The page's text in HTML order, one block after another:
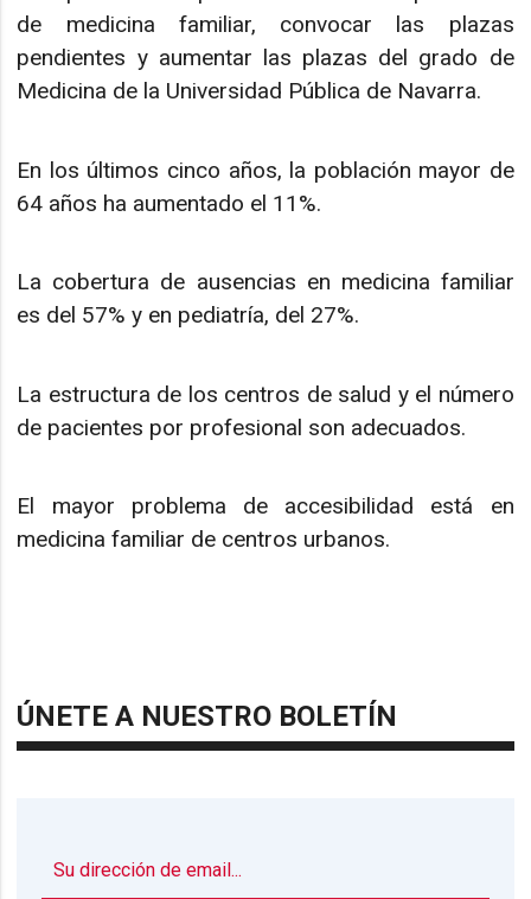
de medicina familiar, convocar las plazas
pendientes y aumentar las plazas del grado de
Medicina de la Universidad Pública de Navarra.
En los últimos cinco años, la población mayor de
64 años ha aumentado el 11%.
La cobertura de ausencias en medicina familiar
es del 57% y en pediatría, del 27%.
La estructura de los centros de salud y el número
de pacientes por profesional son adecuados.
El mayor problema de accesibilidad está en
medicina familiar de centros urbanos.
ÚNETE A NUESTRO BOLETÍN